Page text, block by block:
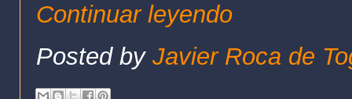
Continuar leyendo
Posted by Javier Roca de